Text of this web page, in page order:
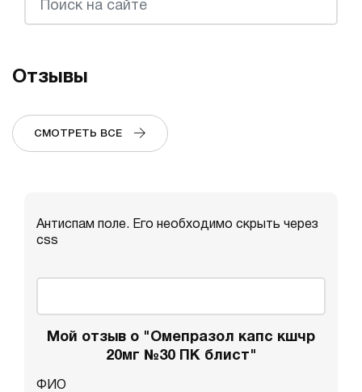
Отзывы
СМОТРЕТЬ ВСЕ
Антиспам поле. Его необходимо скрыть через
css
Мой отзыв о "Омепразол капс кшчр
20мг №30 ПК блист"
ФИО